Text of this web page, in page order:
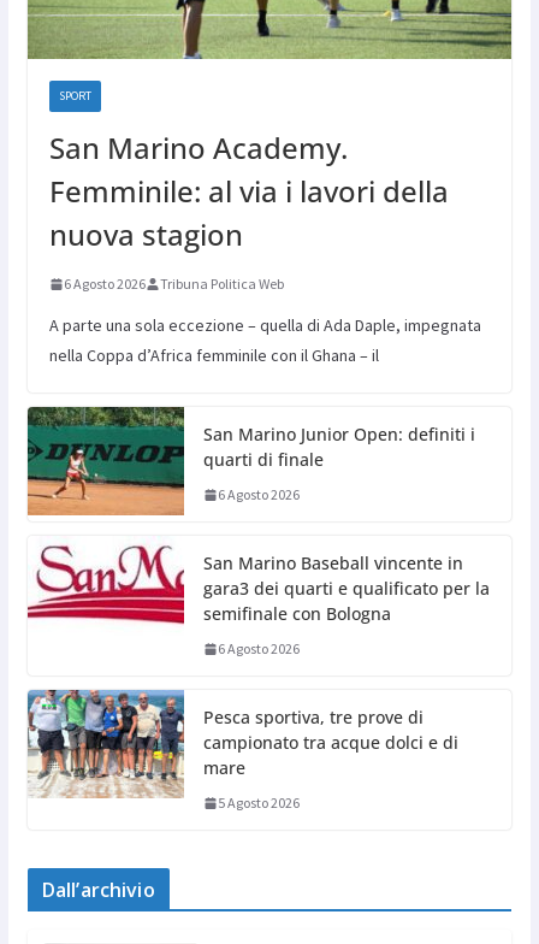
SPORT
San Marino Academy.
Femminile: al via i lavori della
nuova stagion
6 Agosto 2026 Tribuna Politica Web
A parte una sola eccezione – quella di Ada Daple, impegnata
nella Coppa d’Africa femminile con il Ghana – il
San Marino Junior Open: definiti i
quarti di finale
6 Agosto 2026
San Marino Baseball vincente in
gara3 dei quarti e qualificato per la
semifinale con Bologna
6 Agosto 2026
Pesca sportiva, tre prove di
campionato tra acque dolci e di
mare
5 Agosto 2026
Dall’archivio